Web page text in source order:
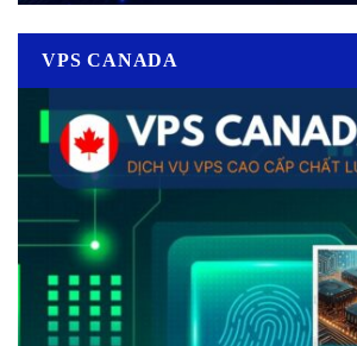
VPS CANADA